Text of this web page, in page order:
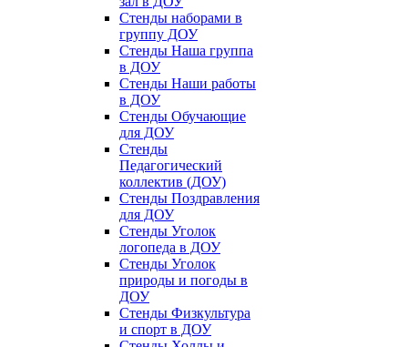
Стенды наборами в
группу ДОУ
Стенды Наша группа
в ДОУ
Стенды Наши работы
в ДОУ
Стенды Обучающие
для ДОУ
Стенды
Педагогический
коллектив (ДОУ)
Стенды Поздравления
для ДОУ
Стенды Уголок
логопеда в ДОУ
Стенды Уголок
природы и погоды в
ДОУ
Стенды Физкультура
и спорт в ДОУ